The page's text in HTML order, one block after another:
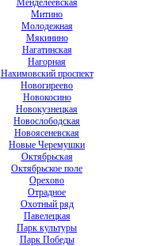
Менделеевская
Митино
Молодежная
Мякинино
Нагатинская
Нагорная
Нахимовский проспект
Новогиреево
Новокосино
Новокузнецкая
Новослободская
Новоясеневская
Новые Черемушки
Октябрьская
Октябрьское поле
Орехово
Отрадное
Охотный ряд
Павелецкая
Парк культуры
Парк Победы